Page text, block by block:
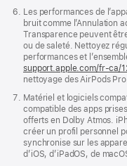
Les performances de
bruit comme l’Annulation
Transparence peuvent
ou de saleté. Nettoyez
performances et
support.apple.com/fr-ca/
nettoyage des AirPods
Matériel et logiciels
compatible des apps
offerts en Dolby Atmos.
créer un profil personnel
synchronise sur les
d’iOS, d’iPadOS, de